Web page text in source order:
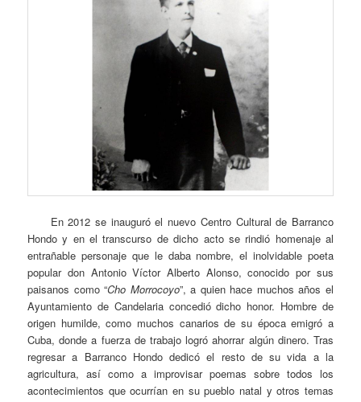
En 2012 se inauguró el nuevo Centro Cultural de Barranco
Hondo y en el transcurso de dicho acto se rindió homenaje al
entrañable personaje que le daba nombre, el inolvidable poeta
popular don Antonio Víctor Alberto Alonso, conocido por sus
paisanos como “Cho Morrocoyo”, a quien hace muchos años el
Ayuntamiento de Candelaria concedió dicho honor. Hombre de
origen humilde, como muchos canarios de su época emigró a
Cuba, donde a fuerza de trabajo logró ahorrar algún dinero. Tras
regresar a Barranco Hondo dedicó el resto de su vida a la
agricultura, así como a improvisar poemas sobre todos los
acontecimientos que ocurrían en su pueblo natal y otros temas